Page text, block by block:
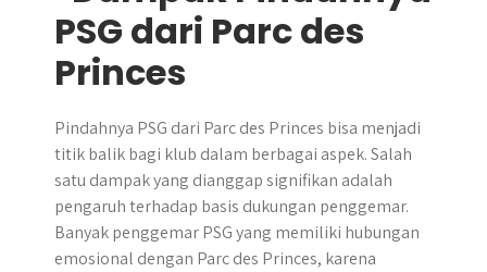
Pindahnya PSG dari Parc des Princes bisa menjadi
titik balik bagi klub dalam berbagai aspek. Salah
satu dampak yang dianggap signifikan adalah
pengaruh terhadap basis dukungan penggemar.
Banyak penggemar PSG yang memiliki hubungan
emosional dengan Parc des Princes, karena